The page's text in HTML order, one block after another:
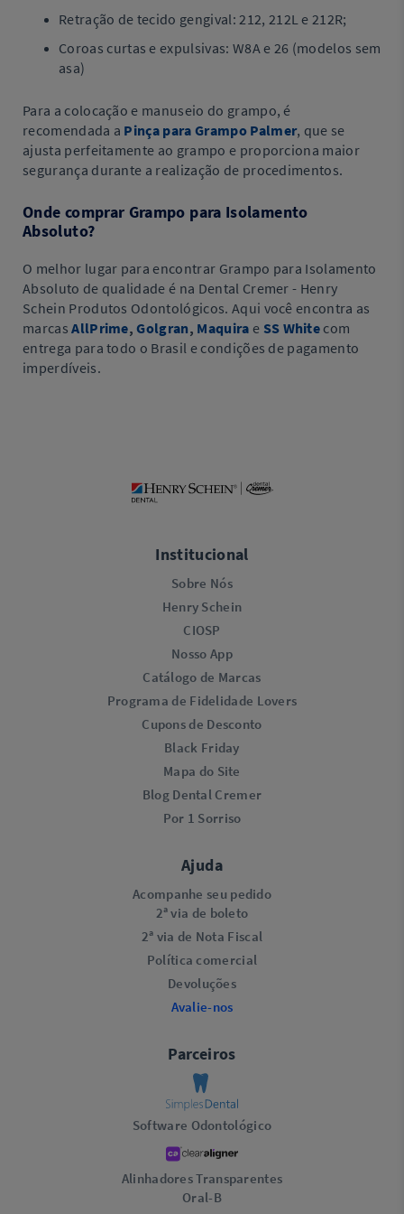
Retração de tecido gengival: 212, 212L e 212R;
Coroas curtas e expulsivas: W8A e 26 (modelos sem
asa)
Para a colocação e manuseio do grampo, é
recomendada a Pinça para Grampo Palmer, que se
ajusta perfeitamente ao grampo e proporciona maior
segurança durante a realização de procedimentos.
Onde comprar Grampo para Isolamento
Absoluto?
O melhor lugar para encontrar Grampo para Isolamento
Absoluto de qualidade é na Dental Cremer - Henry
Schein Produtos Odontológicos. Aqui você encontra as
marcasAllPrime,Golgran, Maquira e SS White com
entrega para todo o Brasil e condições de pagamento
imperdíveis.
Institucional
Sobre Nós
Henry Schein
CIOSP
Nosso App
Catálogo de Marcas
Programa de Fidelidade Lovers​
Cupons de Desconto
Black Friday
Mapa do Site
Blog Dental Cremer
Por 1 Sorriso
Ajuda
Acompanhe seu pedido
2ª via de boleto
2ª via de Nota Fiscal
Política comercial
Devoluções
Avalie-nos
Parceiros
Software Odontológico
Alinhadores Transparentes
Oral-B